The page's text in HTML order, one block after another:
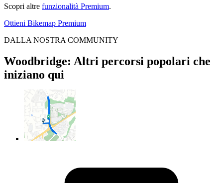
Scopri altre funzionalità Premium.
Ottieni Bikemap Premium
DALLA NOSTRA COMMUNITY
Woodbridge: Altri percorsi popolari che
iniziano qui